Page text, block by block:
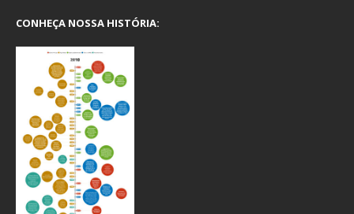
CONHEÇA NOSSA HISTÓRIA: